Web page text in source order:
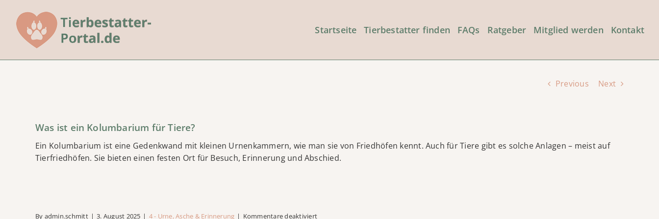
content
Startseite Tierbestatter finden FAQs Ratgeber Mitglied werden Kontakt
Previous Next
Was ist ein Kolumbarium für Tiere?
Ein Kolumbarium ist eine Gedenkwand mit kleinen Urnenkammern, wie man sie von Friedhöfen kennt. Auch für Tiere gibt es solche Anlagen – meist auf
Tierfriedhöfen. Sie bieten einen festen Ort für Besuch, Erinnerung und Abschied.
By admin.schmitt | 3. August 2025 | 4 - Urne, Asche & Erinnerung | Kommentare deaktiviertfür